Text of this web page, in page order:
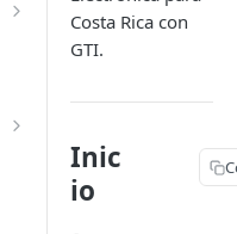
Costa Rica con
GTI.
Inic
io